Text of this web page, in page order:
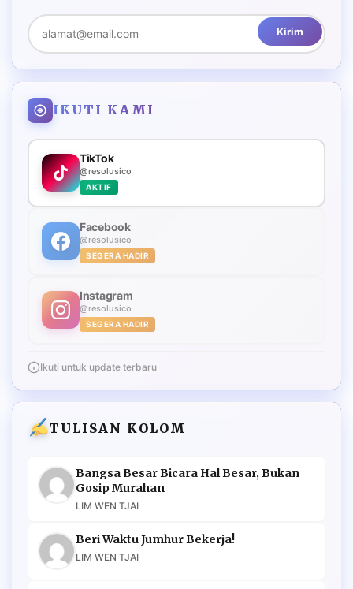
Kirim
IKUTI KAMI
TikTok
@resolusico
AKTIF
Facebook
@resolusico
SEGERA HADIR
Instagram
@resolusico
SEGERA HADIR
Ikuti untuk update terbaru
TULISAN KOLOM
Bangsa Besar Bicara Hal Besar, Bukan
Gosip Murahan
LIM WEN TJAI
Beri Waktu Jumhur Bekerja!
LIM WEN TJAI